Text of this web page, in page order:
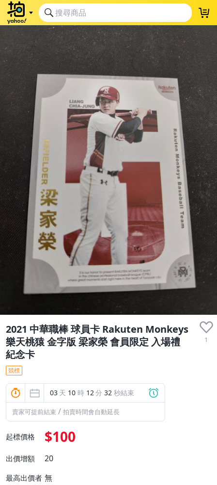
2021 中華職棒 球員卡 Rakuten Monkeys
樂天桃猿 金字版 梁家榮 會員限定 入場禮
紀念卡
1
競標
03 天 10 時 12分 31 秒結束
賣家可提前結束 / 拍賣時間會自動延長
起標價格 $100
出價增額 20
最高出價者 無